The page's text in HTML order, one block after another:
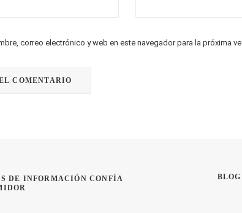
correo electrónico y web en este navegador para la próxima
DE INFORMACIÓN CONFÍA
BLOG